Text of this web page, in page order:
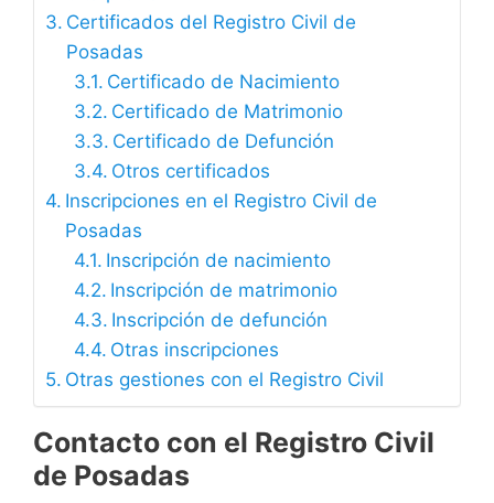
Certificados del Registro Civil de
Posadas
Certificado de Nacimiento
Certificado de Matrimonio
Certificado de Defunción
Otros certificados
Inscripciones en el Registro Civil de
Posadas
Inscripción de nacimiento
Inscripción de matrimonio
Inscripción de defunción
Otras inscripciones
Otras gestiones con el Registro Civil
Contacto con el Registro Civil
de Posadas